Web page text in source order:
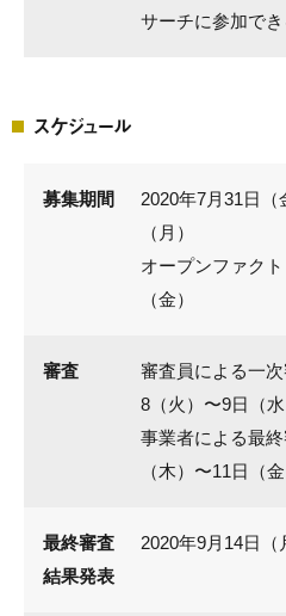
サーチに参加でき
スケジュール
募集期間
2020年7月31日（
（月）
オープンファク
（金）
審査
審査員による一
8（火）〜9日（水
事業者による最
（木）〜11日（金
最終審査
結果発表
2020年9月14日（